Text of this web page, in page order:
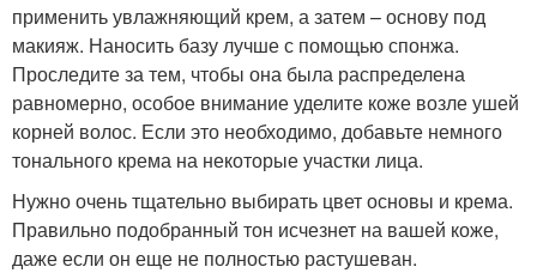
применить увлажняющий крем, а затем – основу под
макияж. Наносить базу лучше с помощью спонжа.
Проследите за тем, чтобы она была распределена
равномерно, особое внимание уделите коже возле ушей
корней волос. Если это необходимо, добавьте немного
тонального крема на некоторые участки лица.
Нужно очень тщательно выбирать цвет основы и крема.
Правильно подобранный тон исчезнет на вашей коже,
даже если он еще не полностью растушеван.